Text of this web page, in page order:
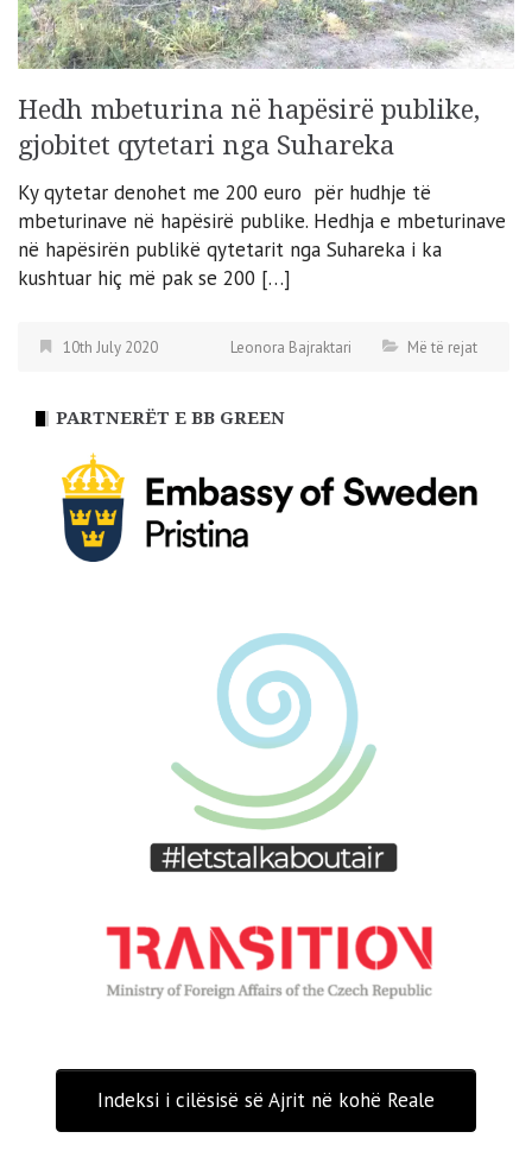
Hedh mbeturina në hapësirë publike,
gjobitet qytetari nga Suhareka
Ky qytetar denohet me 200 euro për hudhje të
mbeturinave në hapësirë publike. Hedhja e mbeturinave
në hapësirën publikë qytetarit nga Suhareka i ka
kushtuar hiç më pak se 200 […]
10th July 2020 Leonora Bajraktari Më të rejat
PARTNERËT E BB GREEN
Indeksi i cilësisë së Ajrit në kohë Reale